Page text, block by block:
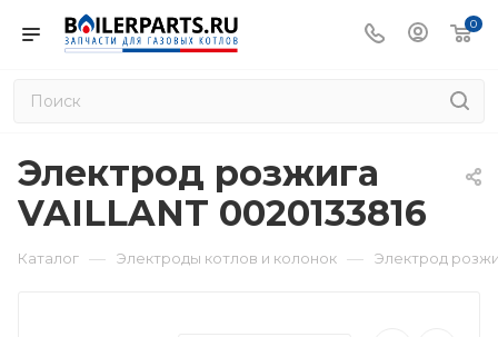
0
Электрод розжига
VAILLANT 0020133816
Каталог — Электроды котлов и колонок — Электрод